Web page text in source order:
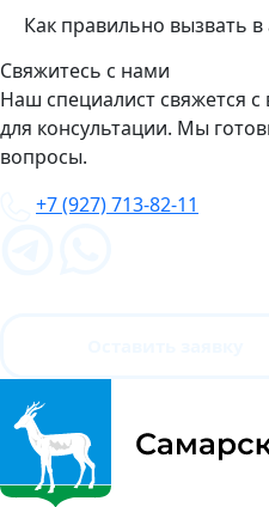
Как правильно вызвать
Свяжитесь с нами
Наш специалист свяжется
для консультации. Мы
вопросы.
+7 (927) 713-82-11